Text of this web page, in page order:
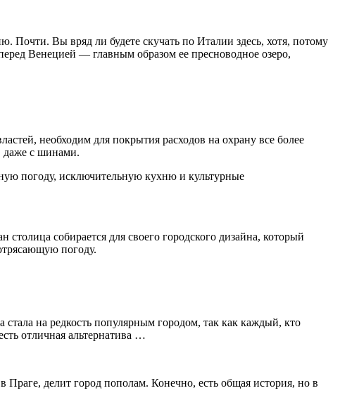
Почти. Вы вряд ли будете скучать по Италии здесь, хотя, потому
Венецией — главным образом ее пресноводное озеро,
необходим для покрытия расходов на охрану все более
даже с шинами.
погоду, исключительную кухню и культурные
собирается для своего городского дизайна, который
погоду.
на редкость популярным городом, так как каждый, кто
отличная альтернатива …
Праге, делит город пополам. Конечно, есть общая история, но в